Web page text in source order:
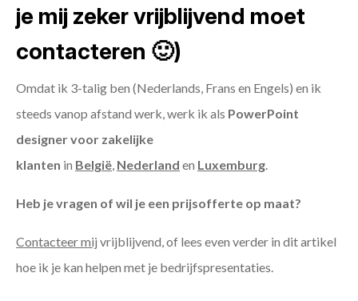
je mij zeker vrijblijvend moet
contacteren 🙂)
Omdat ik 3-talig ben (Nederlands, Frans en Engels) en ik
steeds vanop afstand werk, werk ik als PowerPoint
designer voor zakelijke
klanten in België, Nederland en Luxemburg.
Heb je vragen of wil je een prijsofferte op maat?
Contacteer mij vrijblijvend, of lees even verder in dit artikel
hoe ik je kan helpen met je bedrijfspresentaties.